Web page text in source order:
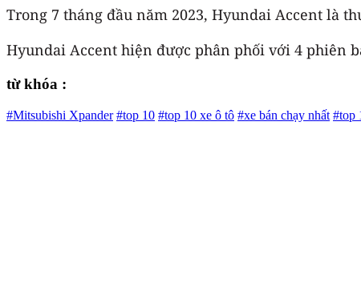
Trong 7 tháng đầu năm 2023, Hyundai Accent là
Hyundai Accent hiện được phân phối với 4 phiên
từ khóa :
#Mitsubishi Xpander #top 10 #top 10 xe ô tô #xe bán chạy nhất #top